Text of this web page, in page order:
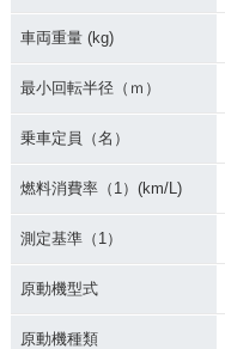
車両重量 (kg)
最小回転半径（ｍ）
乗車定員（名）
燃料消費率（1）(km/L)
測定基準（1）
原動機型式
原動機種類